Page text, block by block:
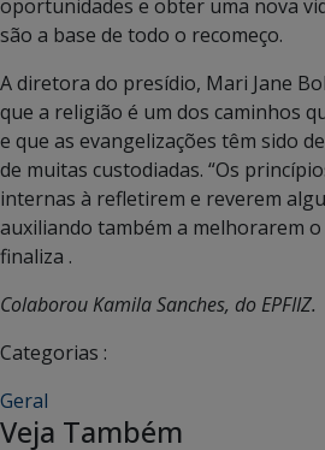
oportunidades e obter uma nova
são a base de todo o recomeço.
A diretora do presídio, Mari Jane
que a religião é um dos caminhos
e que as evangelizações têm sido
de muitas custodiadas. “Os
internas à refletirem e reverem
auxiliando também a melhorarem
finaliza .
Colaborou Kamila Sanches, do EPFIIZ.
Categorias :
Geral
Veja Também